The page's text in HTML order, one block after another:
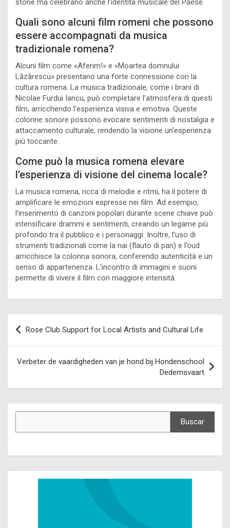
storie ma celebrano anche l’identità musicale del Paese.
Quali sono alcuni film romeni che possono
essere accompagnati da musica
tradizionale romena?
Alcuni film come «Aferim!» e «Moartea domnului
Lăzărescu» presentano una forte connessione con la
cultura romena. La musica tradizionale, come i brani di
Nicolae Furdui Iancu, può completare l’atmosfera di questi
film, arricchendo l’esperienza visiva e emotiva. Queste
colonne sonore possono evocare sentimenti di nostalgia e
attaccamento culturale, rendendo la visione un’esperienza
più toccante.
Come può la musica romena elevare
l’esperienza di visione del cinema locale?
La musica romena, ricca di melodie e ritmi, ha il potere di
amplificare le emozioni espresse nei film. Ad esempio,
l’inserimento di canzoni popolari durante scene chiave può
intensificare drammi e sentimenti, creando un legame più
profondo tra il pubblico e i personaggi. Inoltre, l’uso di
strumenti tradizionali come la nai (flauto di pan) e l’oud
arricchisce la colonna sonora, conferendo autenticità e un
senso di appartenenza. L’incontro di immagini e suoni
permette di vivere il film con maggiore intensità.
Navegación
de
entradas
Rose Club Support for Local Artists and Cultural Life
Verbeter de vaardigheden van je hond bij Hondenschool
Dedemsvaart
Buscar